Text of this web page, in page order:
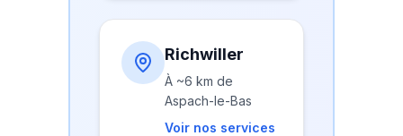
Richwiller
À ~6 km de
Aspach-le-Bas
Voir nos services